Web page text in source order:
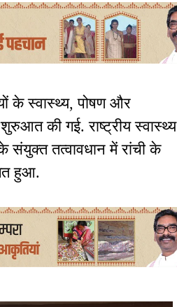
के स्वास्थ्य, पोषण और
की गई. राष्ट्रीय स्वास्थ्य
तत्वावधान में रांची के
हुआ.